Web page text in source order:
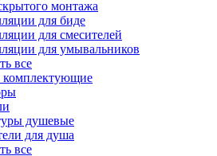
монтажа
для биде
для смесителей
для умывальников
все
комплектующие
душевые
для душа
все